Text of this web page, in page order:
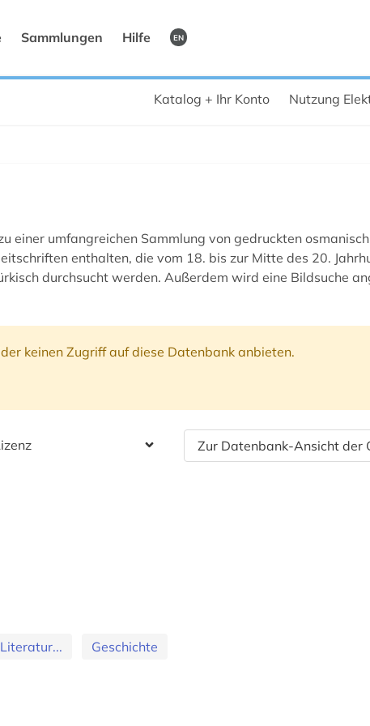
Sammlungen Hilfe EN
Katalog + Ihr Konto Nutzung
einer umfangreichen Sammlung von gedruckten
enthalten, die vom 18. bis zur Mitte des 20.
durchsucht werden. Außerdem wird eine Bildsuche
keinen Zugriff auf diese Datenbank anbieten.
Zur Datenbank-Ansicht der
Geschichte